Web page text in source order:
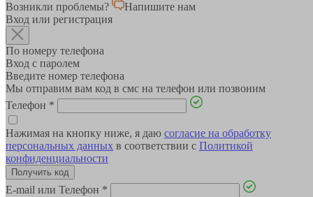
Возникли проблемы?
Напишите нам
Вход или регистрация
По номеру телефона
Вход с паролем
Введите номер телефона
Мы отправим вам код в смс на телефон или позвоним
Телефон *
Нажимая на кнопку ниже, я даю согласие на обработку
персональных данных в соответствии с Политикой
конфиденциальности
E-mail или Телефон *